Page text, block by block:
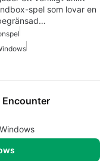
spel som lovar en
Encounter